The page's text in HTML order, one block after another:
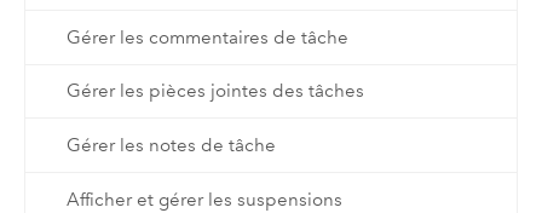
Gérer les commentaires de tâche
Gérer les pièces jointes des tâches
Gérer les notes de tâche
Afficher et gérer les suspensions